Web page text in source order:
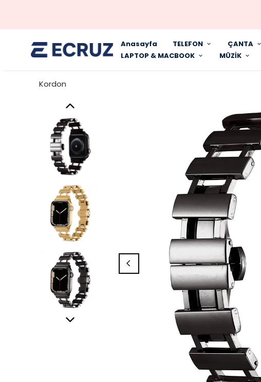
Anasayfa TELEFON ÇANTA
LAPTOP & MACBOOK
MÜZİK
Kordon